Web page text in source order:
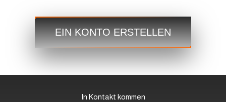
Schritt 3Handeln
EIN KONTO ERSTELLEN
In Kontakt kommen